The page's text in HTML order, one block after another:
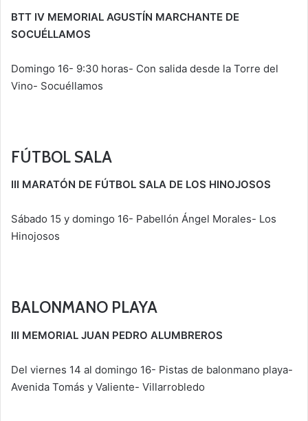
BTT IV MEMORIAL AGUSTÍN MARCHANTE DE
SOCUÉLLAMOS
Domingo 16- 9:30 horas- Con salida desde la Torre del
Vino- Socuéllamos
FÚTBOL SALA
III MARATÓN DE FÚTBOL SALA DE LOS HINOJOSOS
Sábado 15 y domingo 16- Pabellón Ángel Morales- Los
Hinojosos
BALONMANO PLAYA
III MEMORIAL JUAN PEDRO ALUMBREROS
Del viernes 14 al domingo 16- Pistas de balonmano playa-
Avenida Tomás y Valiente- Villarrobledo